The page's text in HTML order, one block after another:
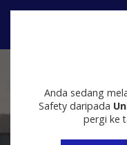
Anda sedang
Safety daripada
pergi ke